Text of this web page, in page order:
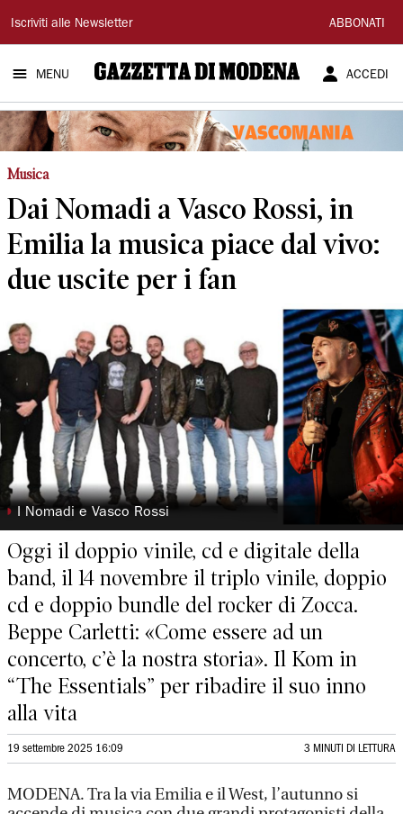
Gazzetta
di
Modena
Iscriviti alle Newsletter ABBONATI
MENU ACCEDI
Musica
Dai Nomadi a Vasco Rossi, in
Emilia la musica piace dal vivo:
due uscite per i fan
◗ I Nomadi e Vasco Rossi
Oggi il doppio vinile, cd e digitale della
band, il 14 novembre il triplo vinile, doppio
cd e doppio bundle del rocker di Zocca.
Beppe Carletti: «Come essere ad un
concerto, c’è la nostra storia». Il Kom in
“The Essentials” per ribadire il suo inno
alla vita
19 settembre 2025 16:09 3 MINUTI DI LETTURA
MODENA. Tra la via Emilia e il West, l’autunno si